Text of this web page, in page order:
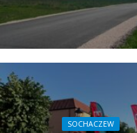
SOCHACZEW